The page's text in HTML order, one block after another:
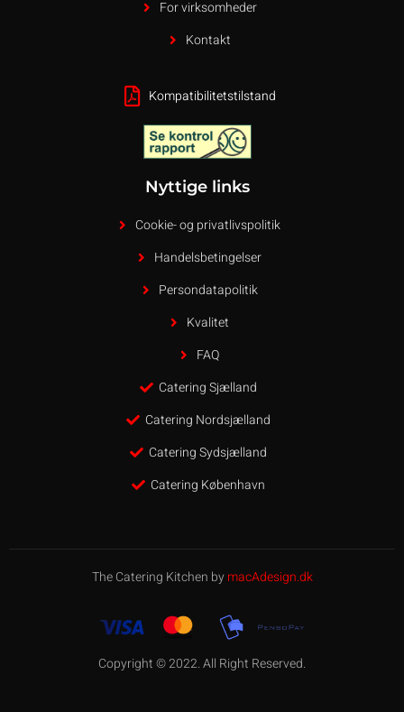
For virksomheder
Kontakt
Kompatibilitetstilstand
Nyttige links
Cookie- og privatlivspolitik
Handelsbetingelser
Persondatapolitik
Kvalitet
FAQ
Catering Sjælland
Catering Nordsjælland
Catering Sydsjælland
Catering København
The Catering Kitchen by macAdesign.dk
Copyright © 2022. All Right Reserved.